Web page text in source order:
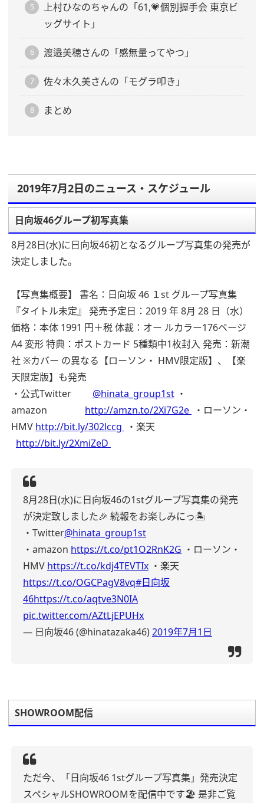
上村ひなのちゃんの「61,💗個別握手会 東京ビ
ッグサイト」
渡邉美穂さんの「感無量ってやつ」
佐々木久美さんの「モグラ叩き」
まとめ
2019年7月2日のニュース・スケジュール
日向坂46グループ初写真集
8月28日(水)に日向坂46初となるグループ写真集の発売が
決定しました。
【写真集概要】
書名：日向坂 46 １st グループ写真集
『タイトル未定』 発売予定日：2019 年 8月 28 日（水）
価格：本体 1991 円＋税体裁：オー ルカラー176ページ
A4 変形特典：ポストカード 5種類中1枚封入 発売：新潮
社 ※カバー の異なる【ローソン・ HMV限定版】、【楽
天限定版】も発売
・公式Twitter @hinata_group1st ・
amazon http://amzn.to/2Xi7G2e
・ローソン・
HMV http://bit.ly/302lccg
・楽天
http://bit.ly/2XmiZeD
8月28日(水)に日向坂46の1stグループ写真集の発売
が決定致しました🎉 続報をお楽しみにっ🏝
・Twitter@hinata_group1st
・amazon https://t.co/pt1O2RnK2G ・ローソン・
HMV https://t.co/kdj4TEVTIx ・楽天
https://t.co/OGCPagV8vq#日向坂
46https://t.co/aqtve3N0IA
pic.twitter.com/AZtLjEPUHx
— 日向坂46 (@hinatazaka46)2019年7月1日
SHOWROOM配信
ただ今、「日向坂46 1stグループ写真集」発売決定
スペシャルSHOWROOMを配信中です🏖 是非ご覧